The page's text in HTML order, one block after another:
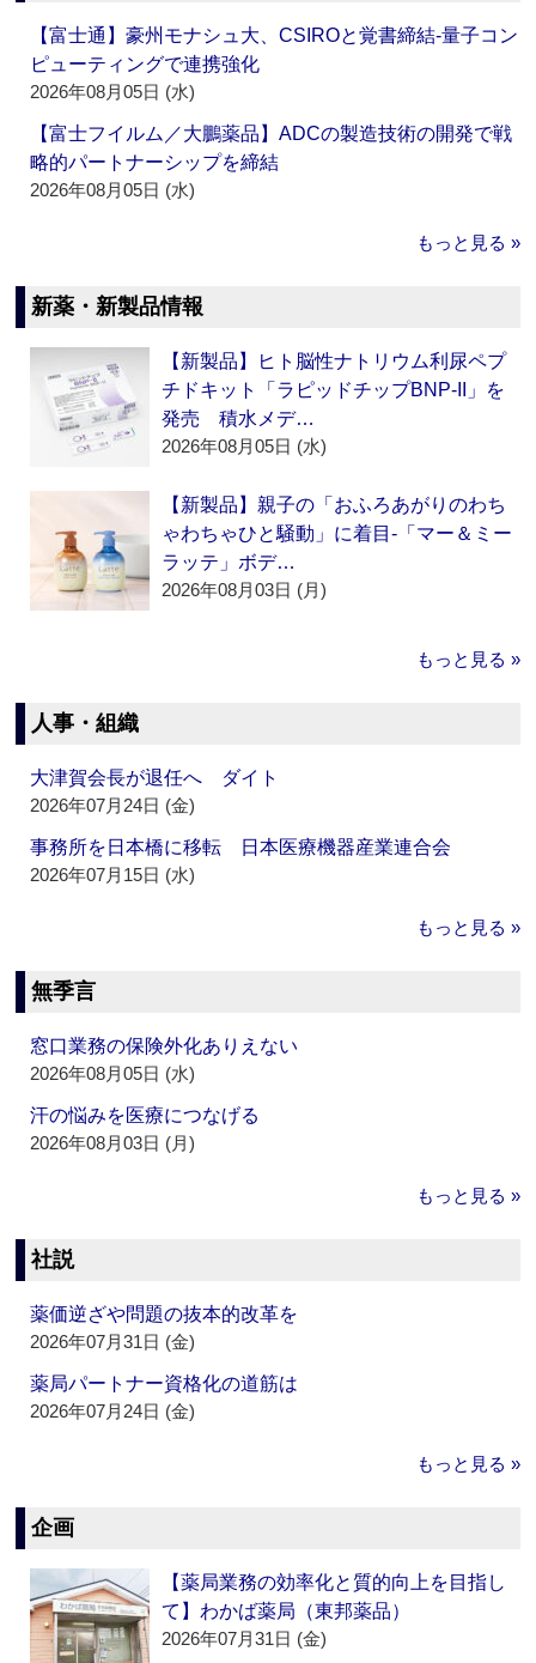
【富士通】豪州モナシュ大、CSIROと覚書締結‐量子コン
ピューティングで連携強化
2026年08月05日 (水)
【富士フイルム／大鵬薬品】ADCの製造技術の開発で戦
略的パートナーシップを締結
2026年08月05日 (水)
もっと見る »
新薬・新製品情報
【新製品】ヒト脳性ナトリウム利尿ペプ
チドキット「ラピッドチップBNP-II」を
発売 積水メデ…
2026年08月05日 (水)
【新製品】親子の「おふろあがりのわち
ゃわちゃひと騒動」に着目‐「マー＆ミー
ラッテ」ボデ…
2026年08月03日 (月)
もっと見る »
人事・組織
大津賀会長が退任へ ダイト
2026年07月24日 (金)
事務所を日本橋に移転 日本医療機器産業連合会
2026年07月15日 (水)
もっと見る »
無季言
窓口業務の保険外化ありえない
2026年08月05日 (水)
汗の悩みを医療につなげる
2026年08月03日 (月)
もっと見る »
社説
薬価逆ざや問題の抜本的改革を
2026年07月31日 (金)
薬局パートナー資格化の道筋は
2026年07月24日 (金)
もっと見る »
企画
【薬局業務の効率化と質的向上を目指し
て】わかば薬局（東邦薬品）
2026年07月31日 (金)